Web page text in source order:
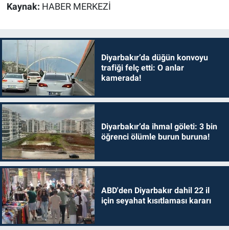
Kaynak: HABER MERKEZİ
Diyarbakır’da düğün konvoyu
trafiği felç etti: O anlar
kamerada!
Diyarbakır’da ihmal göleti: 3 bin
öğrenci ölümle burun buruna!
ABD'den Diyarbakır dahil 22 il
için seyahat kısıtlaması kararı